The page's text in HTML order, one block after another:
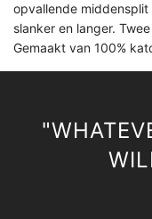
opvallende
slanker en langer.
Gemaakt van 100%